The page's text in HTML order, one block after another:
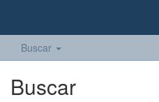
Buscar
Buscar